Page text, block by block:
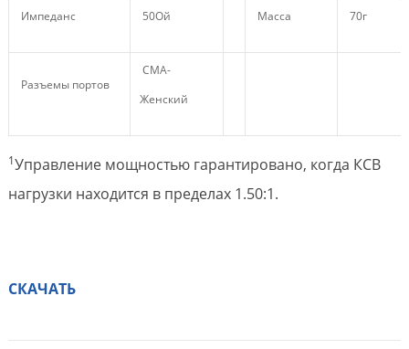
Импеданс 50Ой Масса 70г
Разъемы портов
СМА-
Женский
1Управление мощностью гарантировано, когда КСВ
нагрузки находится в пределах 1.50:1.
СКАЧАТЬ